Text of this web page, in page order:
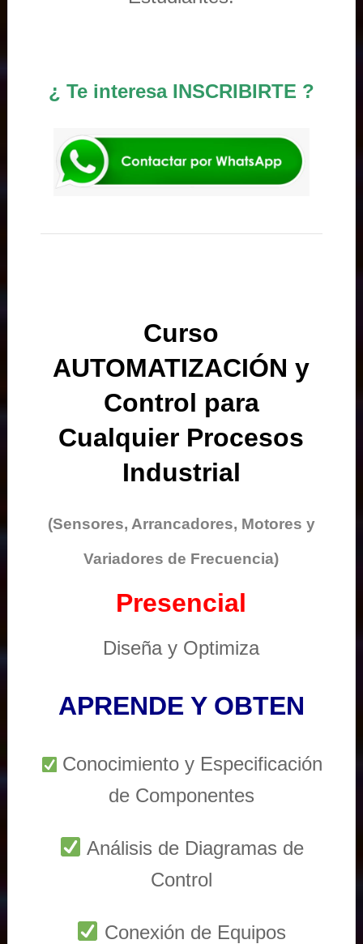
¿ Te interesa INSCRIBIRTE ?
Curso
AUTOMATIZACIÓN y
Control para
Cualquier Procesos
Industrial
(Sensores, Arrancadores, Motores y
Variadores de Frecuencia)
Presencial
Diseña y Optimiza
APRENDE Y OBTEN
Conocimiento y Especificación
de Componentes
Análisis de Diagramas de
Control
Conexión de Equipos